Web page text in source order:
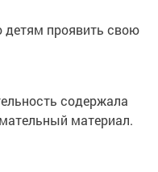
детям проявить свою
содержала
материал.